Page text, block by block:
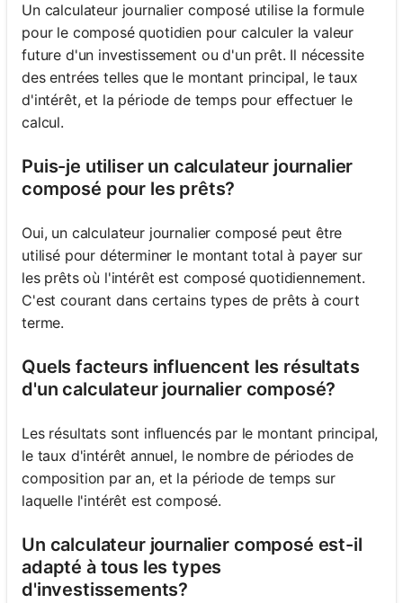
Un calculateur journalier composé utilise la formule
pour le composé quotidien pour calculer la valeur
future d'un investissement ou d'un prêt. Il nécessite
des entrées telles que le montant principal, le taux
d'intérêt, et la période de temps pour effectuer le
calcul.
Puis-je utiliser un calculateur journalier
composé pour les prêts?
Oui, un calculateur journalier composé peut être
utilisé pour déterminer le montant total à payer sur
les prêts où l'intérêt est composé quotidiennement.
C'est courant dans certains types de prêts à court
terme.
Quels facteurs influencent les résultats
d'un calculateur journalier composé?
Les résultats sont influencés par le montant principal,
le taux d'intérêt annuel, le nombre de périodes de
composition par an, et la période de temps sur
laquelle l'intérêt est composé.
Un calculateur journalier composé est-il
adapté à tous les types
d'investissements?